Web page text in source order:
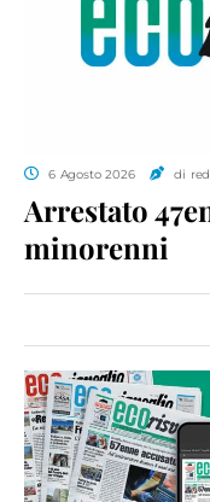
6 Agosto 2026 di
Arrestato
minorenni